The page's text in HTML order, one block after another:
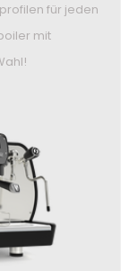
für jeden
mit